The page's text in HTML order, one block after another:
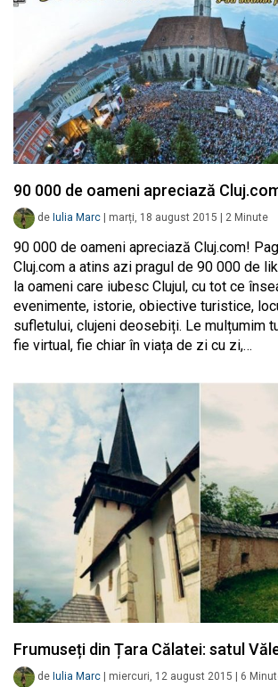
90 000 de oameni apreciază
de Iulia Marc marți, 18 august 2015 2 Minute
90 000 de oameni apreciază Cluj.com!
Cluj.com a atins azi pragul de 90 000 de
la oameni care iubesc Clujul, cu tot ce
evenimente, istorie, obiective turistice,
sufletului, clujeni deosebiți. Le mulțumim
fie virtual, fie chiar în viața de zi cu zi,…
Frumuseți din Țara Călatei: satul
de Iulia Marc miercuri, 12 august 2015 6